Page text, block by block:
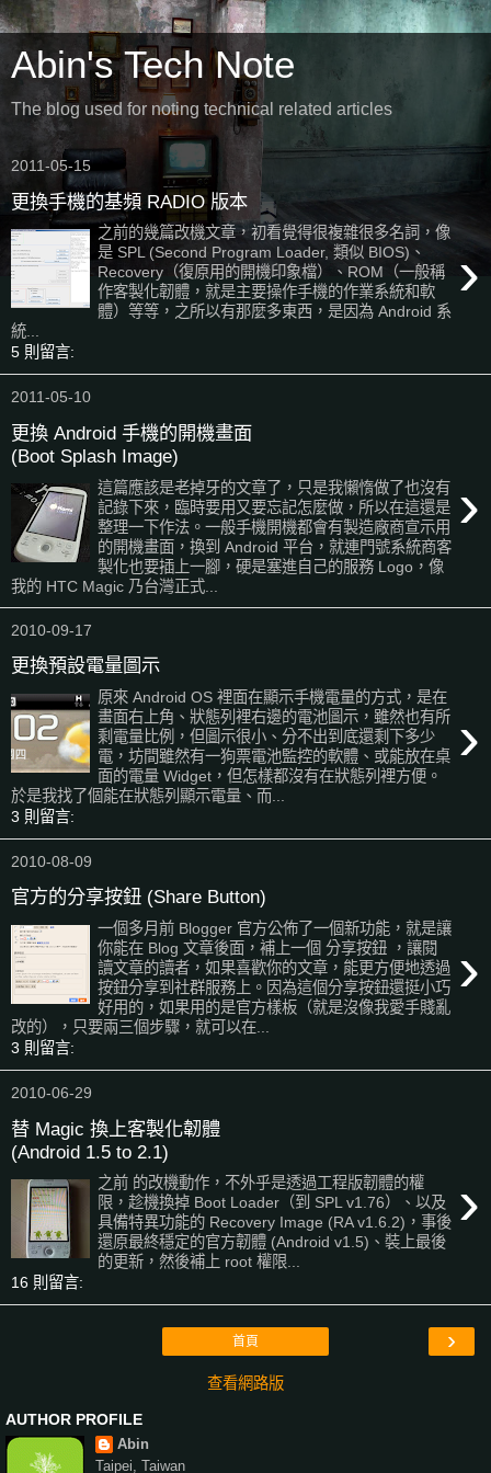
Abin's Tech Note
The blog used for noting technical related articles
2011-05-15
更換手機的基頻 RADIO 版本
›
之前的幾篇改機文章，初看覺得很複雜很多名詞，像
是 SPL (Second Program Loader, 類似 BIOS)、
Recovery（復原用的開機印象檔）、ROM（一般稱
作客製化韌體，就是主要操作手機的作業系統和軟
體）等等，之所以有那麼多東西，是因為 Android 系
統...
5 則留言:
2011-05-10
更換 Android 手機的開機畫面
(Boot Splash Image)
›
這篇應該是老掉牙的文章了，只是我懶惰做了也沒有
記錄下來，臨時要用又要忘記怎麼做，所以在這還是
整理一下作法。一般手機開機都會有製造廠商宣示用
的開機畫面，換到 Android 平台，就連門號系統商客
製化也要插上一腳，硬是塞進自己的服務 Logo，像
我的 HTC Magic 乃台灣正式...
2010-09-17
更換預設電量圖示
›
原來 Android OS 裡面在顯示手機電量的方式，是在
畫面右上角、狀態列裡右邊的電池圖示，雖然也有所
剩電量比例，但圖示很小、分不出到底還剩下多少
電，坊間雖然有一狗票電池監控的軟體、或能放在桌
面的電量 Widget，但怎樣都沒有在狀態列裡方便。
於是我找了個能在狀態列顯示電量、而...
3 則留言:
2010-08-09
官方的分享按鈕 (Share Button)
›
一個多月前 Blogger 官方公佈了一個新功能，就是讓
你能在 Blog 文章後面，補上一個 分享按鈕 ，讓閱
讀文章的讀者，如果喜歡你的文章，能更方便地透過
按鈕分享到社群服務上。因為這個分享按鈕還挺小巧
好用的，如果用的是官方樣板（就是沒像我愛手賤亂
改的），只要兩三個步驟，就可以在...
3 則留言:
2010-06-29
替 Magic 換上客製化韌體
(Android 1.5 to 2.1)
›
之前 的改機動作，不外乎是透過工程版韌體的權
限，趁機換掉 Boot Loader（到 SPL v1.76）、以及
具備特異功能的 Recovery Image (RA v1.6.2)，事後
還原最終穩定的官方韌體 (Android v1.5)、裝上最後
的更新，然後補上 root 權限...
16 則留言:
›
首頁
查看網路版
AUTHOR PROFILE
Abin
Taipei, Taiwan